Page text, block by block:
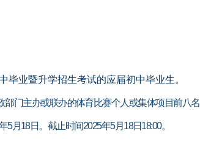
毕业暨升学招生考试的应届初中毕业生。
门主办或联办的体育比赛个人或集体项目前八名
5月18日。截止时间2025年5月18日18:00。